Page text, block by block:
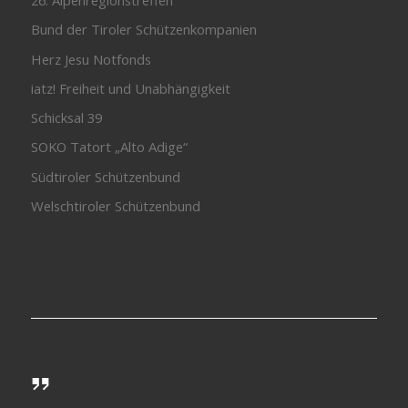
Bund der Tiroler Schützenkompanien
Herz Jesu Notfonds
iatz! Freiheit und Unabhängigkeit
Schicksal 39
SOKO Tatort „Alto Adige“
Südtiroler Schützenbund
Welschtiroler Schützenbund